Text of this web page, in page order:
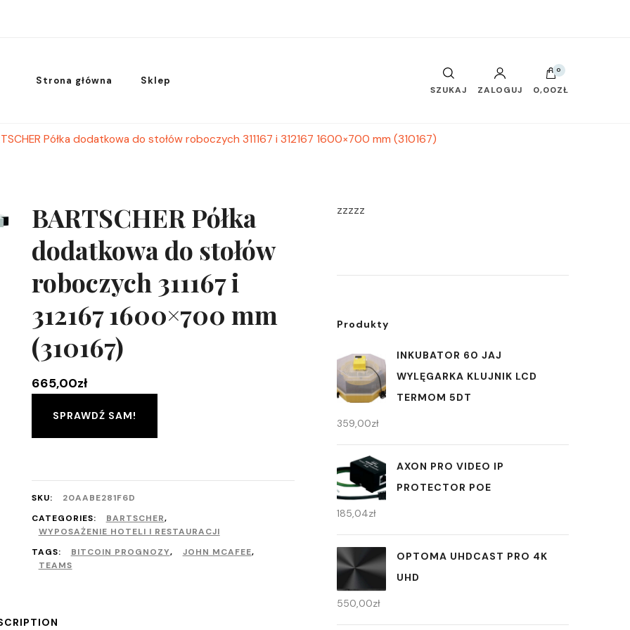
Strona główna Sklep
SZUKAJ ZALOGUJ
0
0,00ZŁ
Półka dodatkowa do stołów roboczych 311167 i 312167 1600×700 mm (310167)
BARTSCHER Półka
dodatkowa do stołów
roboczych 311167 i
312167 1600×700 mm
(310167)
665,00zł
SPRAWDŹ SAM!
SKU:
20AABE281F6D
CATEGORIES:
BARTSCHER,
WYPOSAŻENIE HOTELI I RESTAURACJI
TAGS:
BITCOIN PROGNOZY, JOHN MCAFEE,
TEAMS
zzzzz
Produkty
INKUBATOR 60 JAJ
WYLĘGARKA KLUJNIK LCD
TERMOM 5DT
359,00zł
AXON PRO VIDEO IP
PROTECTOR POE
185,04zł
OPTOMA UHDCAST PRO 4K
UHD
550,00zł